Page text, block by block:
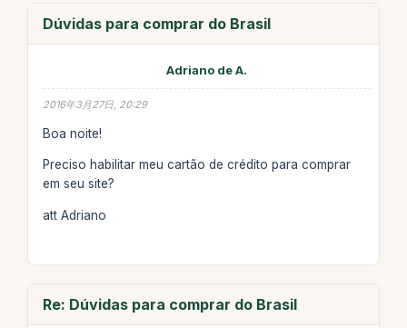
Dúvidas para comprar do Brasil
Adriano de A.
2016年3月27日, 20:29
Boa noite!
Preciso habilitar meu cartão de crédito para comprar
em seu site?
att Adriano
Re: Dúvidas para comprar do Brasil